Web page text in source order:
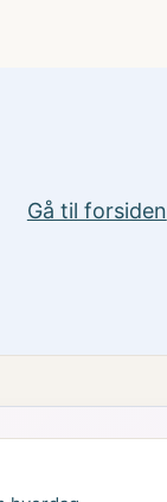
Gå til forsiden